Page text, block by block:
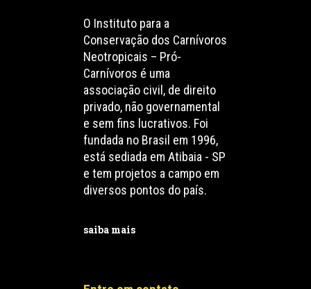
O Instituto para a
Conservação dos Carnívoros
Neotropicais – Pró-
Carnívoros é uma
associação civil, de direito
privado, não governamental
e sem fins lucrativos. Foi
fundada no Brasil em 1996,
está sediada em Atibaia - SP
e tem projetos a campo em
diversos pontos do país.
saiba mais